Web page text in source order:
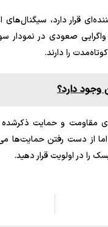
قرار دارد، سیگنال‌های
واگرایی صعودی در نمودار
را دارند.
دارد؟
مقاومت و حمایت
از دست رفتن حمایت‌ها
را در اولویت قرار دهید.